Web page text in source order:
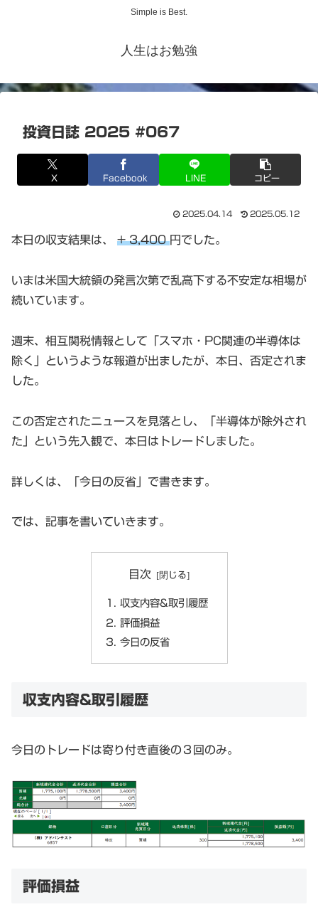
Simple is Best.
人生はお勉強
投資日誌 2025 #067
X Facebook LINE コピー
2025.04.14 2025.05.12
本日の収支結果は、 + 3,400円でした。
いまは米国大統領の発言次第で乱高下する不安定な相場が
続いています。
週末、相互関税情報として「スマホ・PC関連の半導体は
除く」というような報道が出ましたが、本日、否定されま
した。
この否定されたニュースを見落とし、「半導体が除外され
た」という先入観で、本日はトレードしました。
詳しくは、「今日の反省」で書きます。
では、記事を書いていきます。
目次
収支内容&取引履歴
評価損益
今日の反省
収支内容&取引履歴
今日のトレードは寄り付き直後の３回のみ。
評価損益